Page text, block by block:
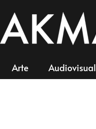
Arte Audiovisual